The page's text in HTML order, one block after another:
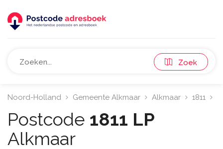
Zoek
Noord-Holland Gemeente Alkmaar Alkmaar 1811
Postcode 1811 LP
Alkmaar